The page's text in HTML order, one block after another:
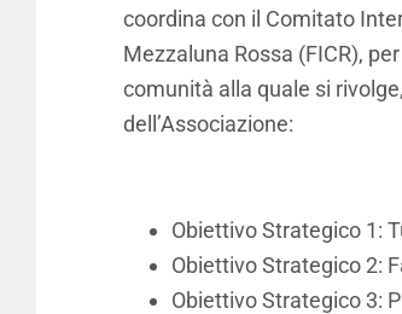
coordina con il Comitato
Mezzaluna Rossa (FICR),
comunità alla quale si
dell’Associazione:
Obiettivo Strategico 1:
Obiettivo Strategico 2:
Obiettivo Strategico 3: